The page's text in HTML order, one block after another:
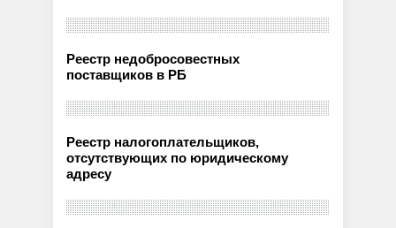
Реестр недобросовестных
поставщиков в РБ
Реестр налогоплательщиков,
отсутствующих по юридическому
адресу